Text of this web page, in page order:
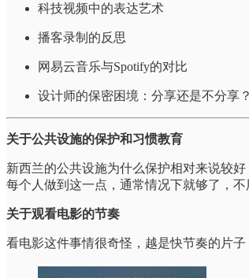
科技视频中的表达艺术
播客录制的反思
网易云音乐与Spotify的对比
设计师的保密困境：分享还是不分享？
关于公共设施的保护和习惯教育
新西兰的公共设施为什么保护相对来说较
每个人做到这一点，通常情况下就够了，不
关于观看电影的节奏
看电影这件事情很奇怪，越是快节奏的片